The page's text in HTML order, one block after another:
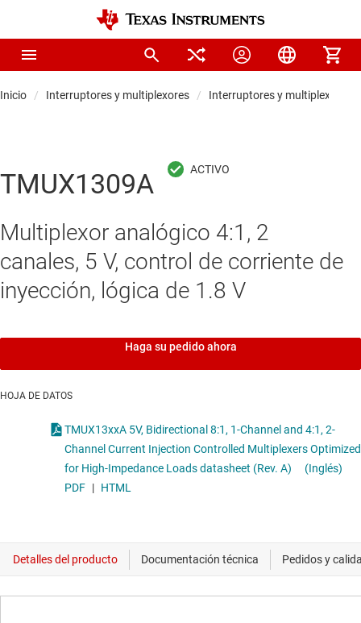
Inicio Interruptores y multiplexores Interruptores y multiplexores
TMUX1309A
Multiplexor analógico 4:1, 2
canales, 5 V, control de corriente de
inyección, lógica de 1.8 V
Haga su pedido ahora
HOJA DE DATOS
TMUX13xxA 5V, Bidirectional 8:1, 1-Channel and 4:1, 2-
Channel Current Injection Controlled Multiplexers Optimized
for High-Impedance Loads datasheet (Rev. A)
(Inglés)
PDF | HTML